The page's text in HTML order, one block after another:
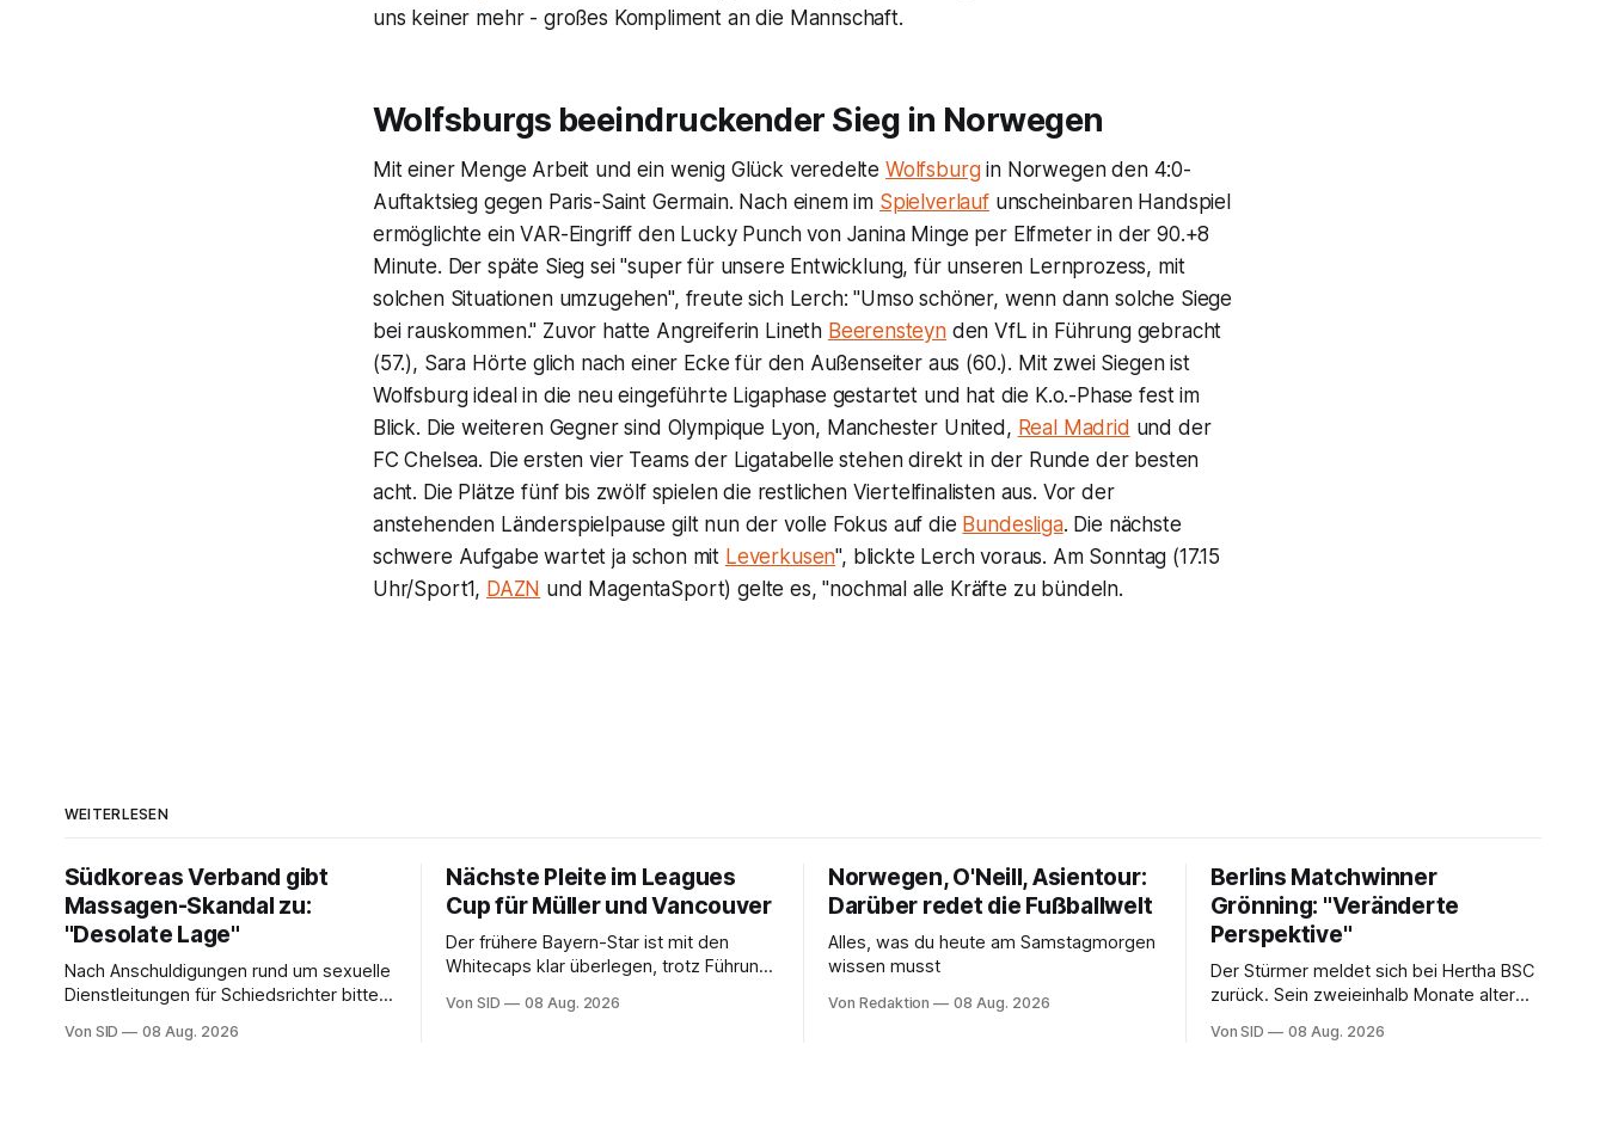
uns keiner mehr - großes Kompliment an die Mannschaft.
Wolfsburgs beeindruckender Sieg in Norwegen
Mit einer Menge Arbeit und ein wenig Glück veredelte Wolfsburgin Norwegen den 4:0-
Auftaktsieg gegen Paris-Saint Germain. Nach einem im Spielverlaufunscheinbaren Handspiel
ermöglichte ein VAR-Eingriff den Lucky Punch von Janina Minge per Elfmeter in der 90.+8
Minute. Der späte Sieg sei "super für unsere Entwicklung, für unseren Lernprozess, mit
solchen Situationen umzugehen", freute sich Lerch: "Umso schöner, wenn dann solche Siege
bei rauskommen." Zuvor hatte Angreiferin Lineth Beerensteynden VfL in Führung gebracht
(57.), Sara Hörte glich nach einer Ecke für den Außenseiter aus (60.). Mit zwei Siegen ist
Wolfsburg ideal in die neu eingeführte Ligaphase gestartet und hat die K.o.-Phase fest im
Blick. Die weiteren Gegner sind Olympique Lyon, Manchester United, Real Madrid und der
FC Chelsea. Die ersten vier Teams der Ligatabelle stehen direkt in der Runde der besten
acht. Die Plätze fünf bis zwölf spielen die restlichen Viertelfinalisten aus. Vor der
anstehenden Länderspielpause gilt nun der volle Fokus auf die Bundesliga. Die nächste
schwere Aufgabe wartet ja schon mit Leverkusen", blickte Lerch voraus. Am Sonntag (17.15
Uhr/Sport1, DAZN und MagentaSport) gelte es, "nochmal alle Kräfte zu bündeln.
WEITERLESEN
Südkoreas Verband gibt
Massagen-Skandal zu:
"Desolate Lage"
Nach Anschuldigungen rund um sexuelle
Dienstleitungen für Schiedsrichter bittet
Entschuldigung.
Von SID 08 Aug. 2026
Nächste Pleite im Leagues
Cup für Müller und Vancouver
Der frühere Bayern-Star ist mit den
Whitecaps klar überlegen, trotz Führung
Punkte.
Von SID 08 Aug. 2026
Norwegen, O'Neill, Asientour:
Darüber redet die Fußballwelt
Alles, was du heute am Samstagmorgen
wissen musst
Von Redaktion 08 Aug. 2026
Berlins Matchwinner
Grönning: "Veränderte
Perspektive"
Der Stürmer meldet sich bei Hertha BSC
zurück. Sein zweieinhalb Monate alter
Von SID 08 Aug. 2026